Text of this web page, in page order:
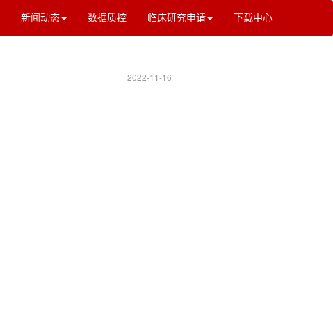
新闻动态 数据质控 临床研究申请 下载中心
2022-11-16